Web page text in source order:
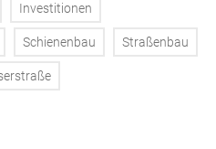
Investitionen
Schienenbau Straßenbau